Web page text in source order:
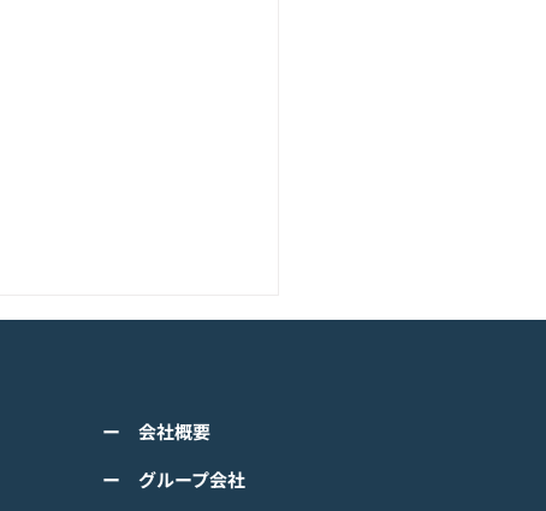
の なにしてる？』<span
span>グロ
くは下記PDFをご確認くださ
【ゲームオン プレスリリ
】 TVアニメーション 『ぼの
ー 会社概要
ー グループ会社